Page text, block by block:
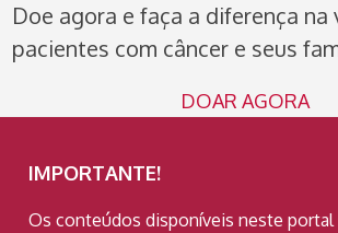
Doe agora e faça a diferença na
pacientes com câncer e seus
DOAR AGORA
IMPORTANTE!
Os conteúdos disponíveis neste portal